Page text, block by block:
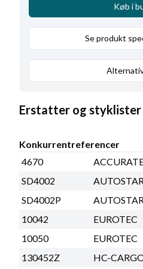
Køb i
Se produkt
Erstatter og styklister
Konkurrentreferencer
4670
SD4002
SD4002P
10042
EUROTEC
10050
EUROTEC
130452Z
HC-